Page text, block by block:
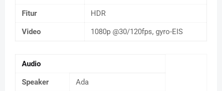
Fitur HDR
Video 1080p @30/120fps, gyro-EIS
Audio
Speaker Ada